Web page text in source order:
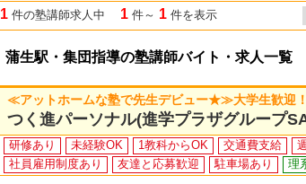
1 件の塾講師求人中 1 件～ 1 件を表示
蒲生駅・集団指導の塾講師バイト・求人一覧
≪アットホームな塾で先生デビュー★≫大学生歓迎
つく進パーソナル(進学プラザグループ
研修あり 未経験OK 1教科からOK 交通費支給
社員雇用制度あり
友達と応募歓迎 駐車場あり 理